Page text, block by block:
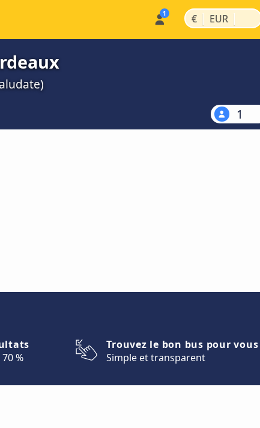
€ | EUR |
1
%
Trouvez le bon bus pour vous
Simple et transparent